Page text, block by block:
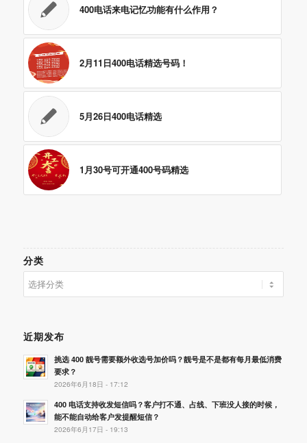
400电话来电记忆功能有什么作用？
2月11日400电话精选号码！
5月26日400电话精选
1月30号可开通400号码精选
分类
类
近期发布
挑选 400 靓号需要额外收选号加价吗？靓号是不是都有每月最低消费
要求？
2026年6月18日 - 17:12
400 电话支持收发短信吗？客户打不通、占线、下班没人接的时候，
能不能自动给客户发提醒短信？
2026年6月17日 - 19:13